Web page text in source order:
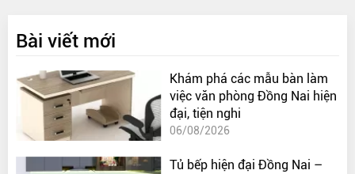
Bài viết mới
Khám phá các mẫu bàn làm
việc văn phòng Đồng Nai hiện
đại, tiện nghi
06/08/2026
Tủ bếp hiện đại Đồng Nai –